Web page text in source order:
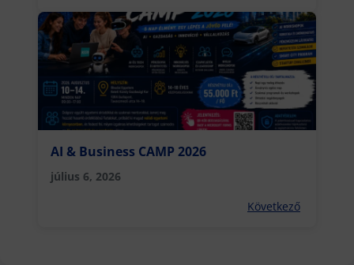
AI & Business CAMP 2026
július 6, 2026
Következő